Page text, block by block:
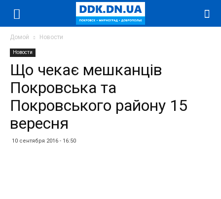
Домой Новости
Новости
Що чекає мешканців
Покровська та
Покровського району 15
вересня
10 сентября 2016 - 16:50